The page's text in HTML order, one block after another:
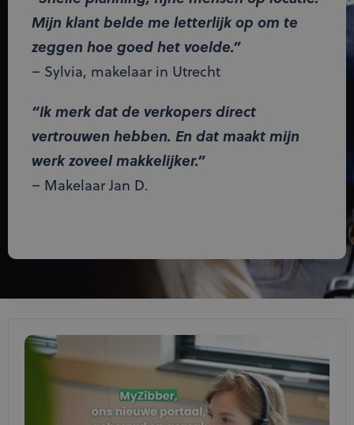
Mijn klant belde me letterlijk op om te
zeggen hoe goed het voelde.”
– Sylvia, makelaar in Utrecht
“Ik merk dat de verkopers direct
vertrouwen hebben. En dat maakt mijn
werk zoveel makkelijker.”
– Makelaar Jan D.